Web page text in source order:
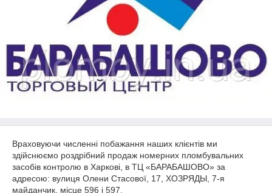
Враховуючи численні побажання наших клієнтів ми
здійснюємо роздрібний продаж номерних пломбувальних
засобів контролю в Харкові, в ТЦ «БАРАБАШОВО» за
адресою: вулиця Олени Стасової, 17, ХОЗРЯДЫ, 7-я
майданчик, місце 596 і 597.